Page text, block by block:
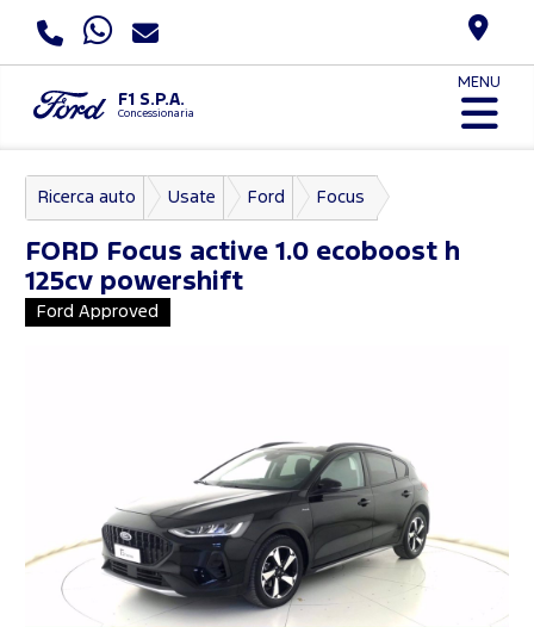
F1 S.P.A.
Concessionaria
MENU
Ricerca auto Usate Ford Focus
FORD Focus active 1.0 ecoboost h
125cv powershift
Ford Approved